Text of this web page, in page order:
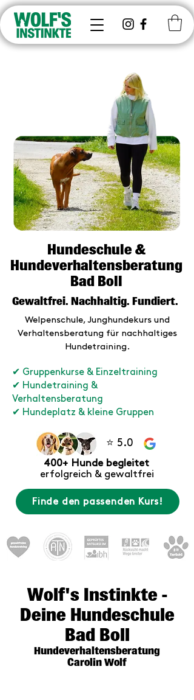
Hundeschule &
Hundeverhaltensberatung
Bad Boll
Gewaltfrei. Nachhaltig. Fundiert.
Welpenschule, Junghundekurs und
Verhaltensberatung für nachhaltiges
Hundetraining.
✔ Gruppenkurse & Einzeltraining
✔ Hundetraining &
Verhaltensberatung
✔ Hundeplatz & kleine Gruppen
⭐ 5.0
400+ Hunde begleitet
erfolgreich & gewaltfrei
Finde den passenden Kurs!
Wolf's Instinkte -
Deine Hundeschule
Bad Boll
Hundeverhaltensberatung
Carolin Wolf